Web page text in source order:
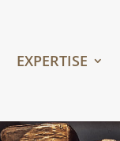
EXPERTISE